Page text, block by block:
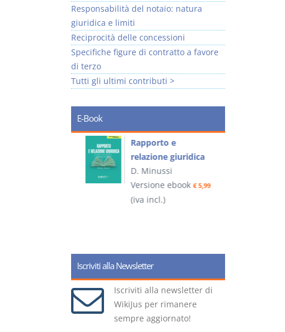
Responsabilità del notaio: natura
giuridica e limiti
Reciprocità delle concessioni
Specifiche figure di contratto a favore
di terzo
Tutti gli ultimi contributi >
E-Book
Rapporto e
relazione giuridica
D. Minussi
Versione ebook€ 5,99
(iva incl.)
Iscriviti alla Newsletter
Iscriviti alla newsletter di
WikiJus per rimanere
sempre aggiornato!